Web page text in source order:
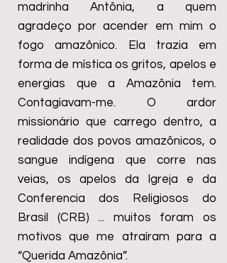
madrinha Antônia, a quem
agradeço por acender em mim o
fogo amazônico. Ela trazia em
forma de mística os gritos, apelos e
energias que a Amazônia tem.
Contagiavam-me. O ardor
missionário que carrego dentro, a
realidade dos povos amazônicos, o
sangue indígena que corre nas
veias, os apelos da Igreja e da
Conferencia dos Religiosos do
Brasil (CRB) ... muitos foram os
motivos que me atraíram para a
“Querida Amazônia”.